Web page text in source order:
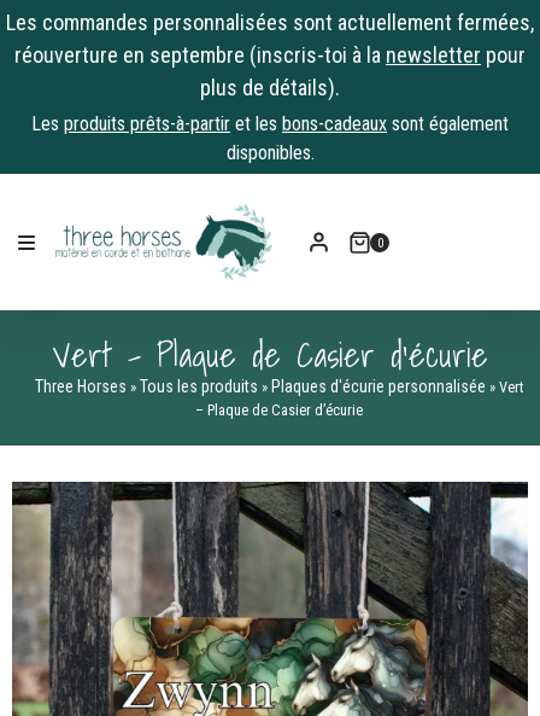
Les commandes personnalisées sont actuellement fermées,
réouverture en septembre (inscris-toi à la newsletter pour
plus de détails).
Les produits prêts-à-partir et les bons-cadeaux sont également
disponibles.
content
0
Vert – Plaque de Casier d’écurie
Three Horses » Tous les produits » Plaques d'écurie personnalisée » Vert
– Plaque de Casier d’écurie